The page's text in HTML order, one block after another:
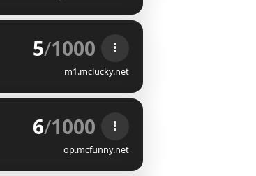
5/1000
m1.mclucky.net
6/1000
op.mcfunny.net